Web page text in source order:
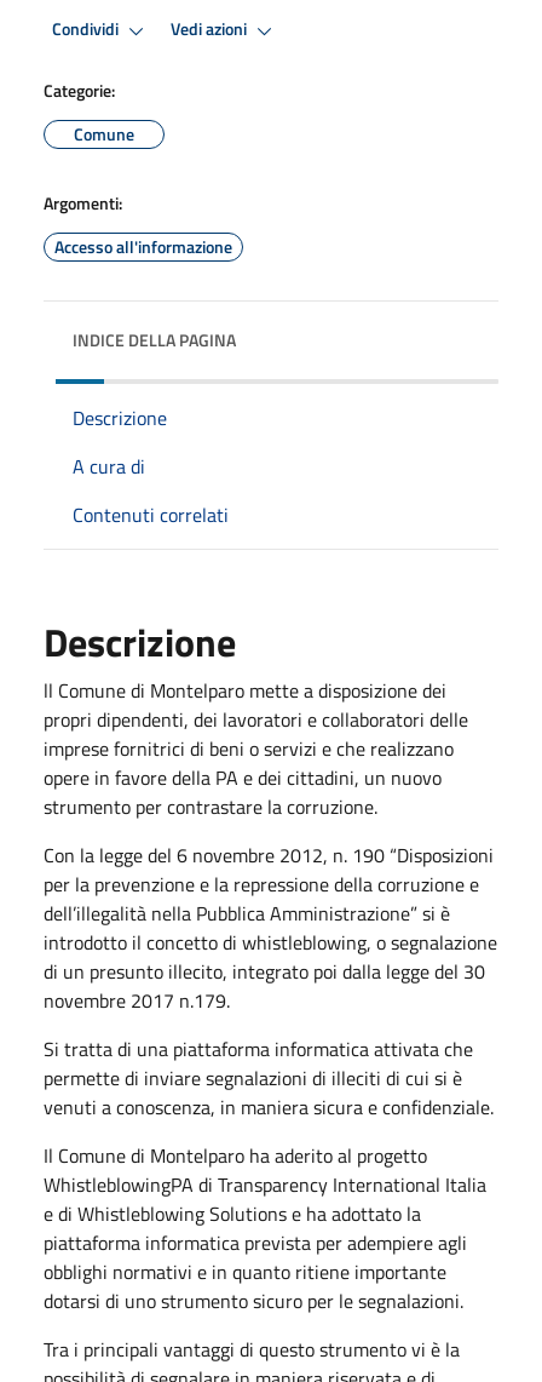
Condividi Vedi azioni
Categorie:
Comune
Argomenti:
Accesso all'informazione
INDICE DELLA PAGINA
Descrizione
A cura di
Contenuti correlati
Descrizione
ll Comune di Montelparo mette a disposizione dei
propri dipendenti, dei lavoratori e collaboratori delle
imprese fornitrici di beni o servizi e che realizzano
opere in favore della PA e dei cittadini, un nuovo
strumento per contrastare la corruzione.
Con la legge del 6 novembre 2012, n. 190 “Disposizioni
per la prevenzione e la repressione della corruzione e
dell’illegalità nella Pubblica Amministrazione” si è
introdotto il concetto di whistleblowing, o segnalazione
di un presunto illecito, integrato poi dalla legge del 30
novembre 2017 n.179.
Si tratta di una piattaforma informatica attivata che
permette di inviare segnalazioni di illeciti di cui si è
venuti a conoscenza, in maniera sicura e confidenziale.
Il Comune di Montelparo ha aderito al progetto
WhistleblowingPA di Transparency International Italia
e di Whistleblowing Solutions e ha adottato la
piattaforma informatica prevista per adempiere agli
obblighi normativi e in quanto ritiene importante
dotarsi di uno strumento sicuro per le segnalazioni.
Tra i principali vantaggi di questo strumento vi è la